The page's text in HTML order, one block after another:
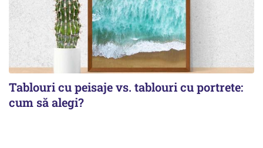
Tablouri cu peisaje vs. tablouri cu portrete:
cum să alegi?